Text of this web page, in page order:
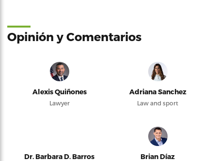
Opinión y Comentarios
Alexis Quiñones
Lawyer
Adriana Sanchez
Law and sport
Dr. Barbara D. Barros Brian Díaz